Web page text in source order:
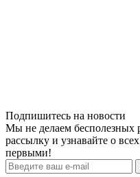
Подпишитесь на новости
Мы не делаем бесполезных
рассылку и узнавайте о
первыми!